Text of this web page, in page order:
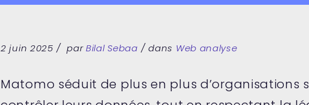
2 juin 2025 parBilal Sebaa dans Web analyse
Matomo séduit de plus en plus d’organisations